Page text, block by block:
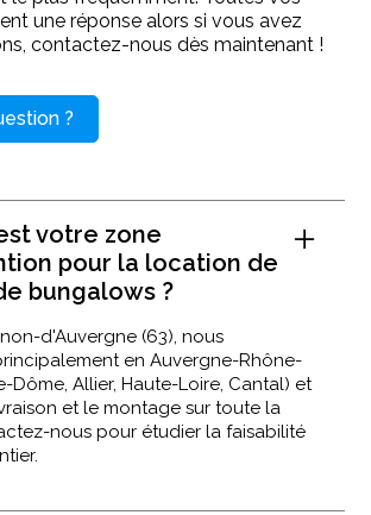
une réponse alors si vous avez
contactez-nous dès maintenant !
?
votre zone
pour la location de
bungalows ?
d'Auvergne (63), nous
en Auvergne-Rhône-
Dôme, Allier, Haute-Loire, Cantal) et
et le montage sur toute la
nous pour étudier la faisabilité